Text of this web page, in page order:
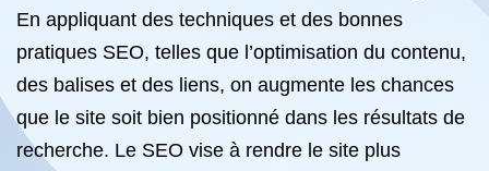
En appliquant des techniques et des bonnes
pratiques SEO, telles que l’optimisation du contenu,
des balises et des liens, on augmente les chances
que le site soit bien positionné dans les résultats de
recherche. Le SEO vise à rendre le site plus